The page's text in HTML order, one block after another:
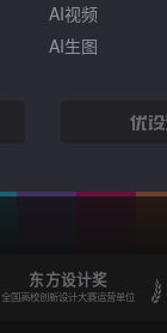
AI视频
AI生图
东方设计奖
全国高校创新设计大赛运营单位